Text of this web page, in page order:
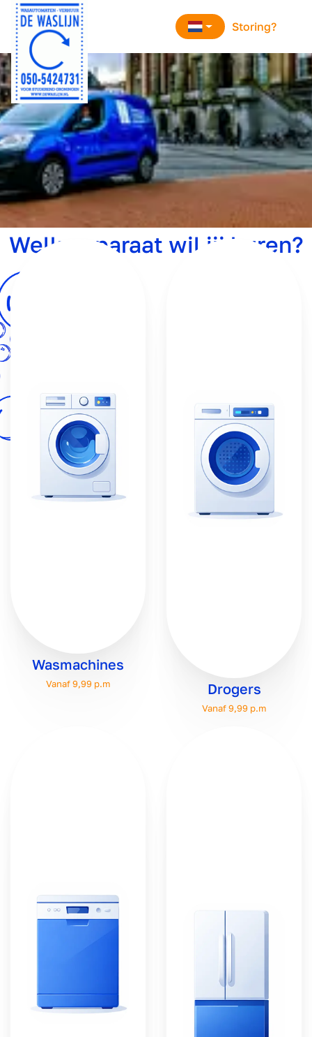
overslaan
Storing?
Welk apparaat wil jij huren?
Wasmachines
Vanaf 9,99 p.m Drogers
Vanaf 9,99 p.m